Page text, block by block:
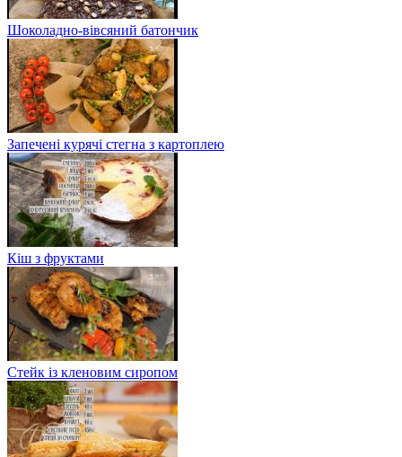
Шоколадно-вівсяний батончик
Запечені курячі стегна з картоплею
Кіш з фруктами
Стейк із кленовим сиропом